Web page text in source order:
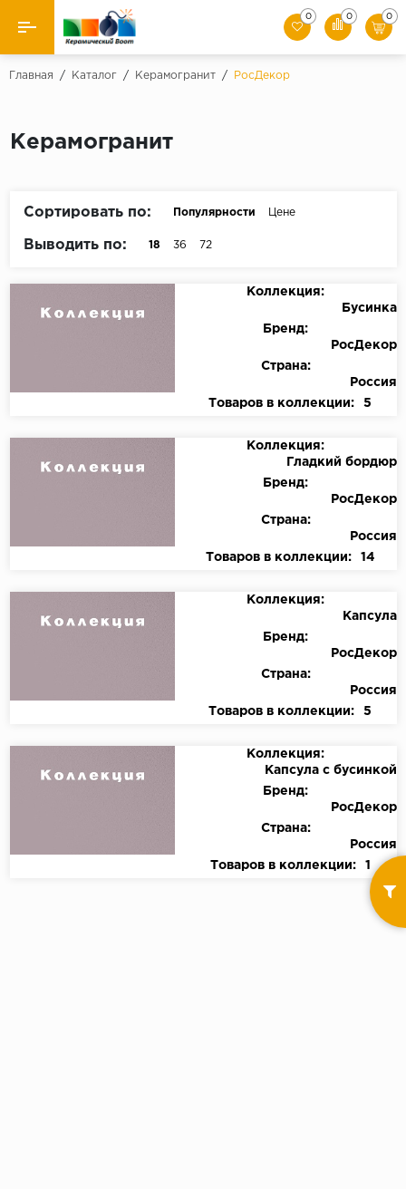
Назад
Керамическая плитка
Клинкер
0 0 0
Главная / Каталог / Керамогранит / РосДекор
Керамогранит
Сортировать по: Популярности Цене
Выводить по: 18 36 72
Коллекция:
Бусинка
Бренд:
РосДекор
Страна:
Россия
Товаров в коллекции:
5
Коллекция:
Гладкий бордюр
Бренд:
РосДекор
Страна:
Россия
Товаров в коллекции:
14
Коллекция:
Капсула
Бренд:
РосДекор
Страна:
Россия
Товаров в коллекции:
5
Коллекция:
Капсула с бусинкой
Бренд:
РосДекор
Страна:
Россия
Товаров в коллекции:
1